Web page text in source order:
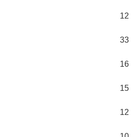
12
33
16
15
12